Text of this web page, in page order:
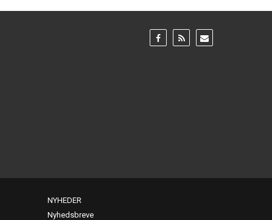
Gå
til:
Gå
til:
Gå
til:
NYHEDER
Nyhedsbreve